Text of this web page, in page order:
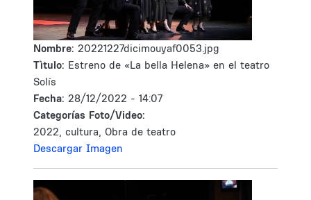
Nombre: 20221227dicimouyaf0053.jpg
Tìtulo: Estreno de «La bella Helena» en el teatro
Solís
Fecha: 28/12/2022 - 14:07
Categorías Foto/Video:
2022, cultura, Obra de teatro
Descargar Imagen